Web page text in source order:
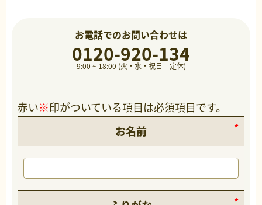
お電話でのお問い合わせは
0120-920-134
9:00 ~ 18:00 (火・水・祝日 定休)
赤い※印がついている項目は必須項目です。
お名前